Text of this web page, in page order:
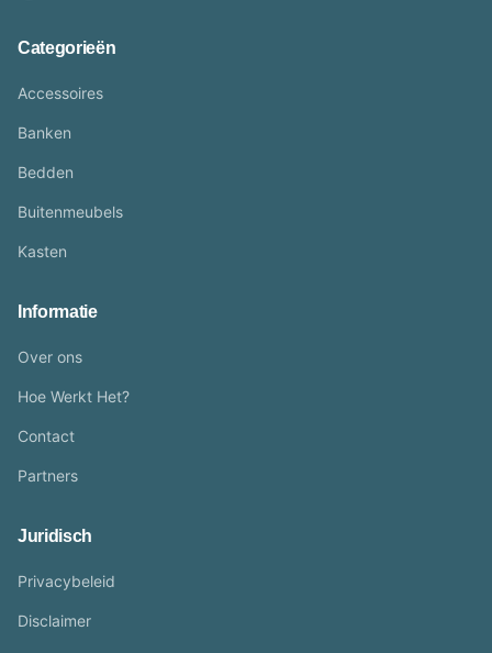
Categorieën
Accessoires
Banken
Bedden
Buitenmeubels
Kasten
Informatie
Over ons
Hoe Werkt Het?
Contact
Partners
Juridisch
Privacybeleid
Disclaimer